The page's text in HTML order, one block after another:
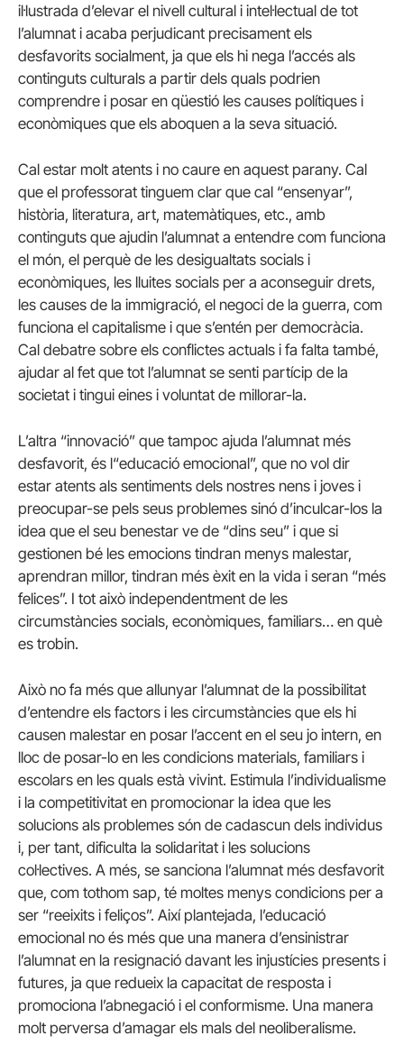
il·lustrada d’elevar el nivell cultural i intel·lectual de tot
l’alumnat i acaba perjudicant precisament els
desfavorits socialment, ja que els hi nega l’accés als
continguts culturals a partir dels quals podrien
comprendre i posar en qüestió les causes polítiques i
econòmiques que els aboquen a la seva situació.
Cal estar molt atents i no caure en aquest parany. Cal
que el professorat tinguem clar que cal “ensenyar”,
història, literatura, art, matemàtiques, etc., amb
continguts que ajudin l’alumnat a entendre com funciona
el món, el perquè de les desigualtats socials i
econòmiques, les lluites socials per a aconseguir drets,
les causes de la immigració, el negoci de la guerra, com
funciona el capitalisme i que s’entén per democràcia.
Cal debatre sobre els conflictes actuals i fa falta també,
ajudar al fet que tot l’alumnat se senti partícip de la
societat i tingui eines i voluntat de millorar-la.
L’altra “innovació” que tampoc ajuda l’alumnat més
desfavorit, és l“educació emocional”, que no vol dir
estar atents als sentiments dels nostres nens i joves i
preocupar-se pels seus problemes sinó d’inculcar-los la
idea que el seu benestar ve de “dins seu” i que si
gestionen bé les emocions tindran menys malestar,
aprendran millor, tindran més èxit en la vida i seran “més
felices”. I tot això independentment de les
circumstàncies socials, econòmiques, familiars… en què
es trobin.
Això no fa més que allunyar l’alumnat de la possibilitat
d’entendre els factors i les circumstàncies que els hi
causen malestar en posar l’accent en el seu jo intern, en
lloc de posar-lo en les condicions materials, familiars i
escolars en les quals està vivint. Estimula l’individualisme
i la competitivitat en promocionar la idea que les
solucions als problemes són de cadascun dels individus
i, per tant, dificulta la solidaritat i les solucions
col·lectives. A més, se sanciona l’alumnat més desfavorit
que, com tothom sap, té moltes menys condicions per a
ser “reeixits i feliços”. Així plantejada, l’educació
emocional no és més que una manera d’ensinistrar
l’alumnat en la resignació davant les injustícies presents i
futures, ja que redueix la capacitat de resposta i
promociona l’abnegació i el conformisme. Una manera
molt perversa d’amagar els mals del neoliberalisme.